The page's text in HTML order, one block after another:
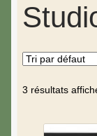
La Boutique
A propos de
Mon compte
Blog & Hygge
3 résultats